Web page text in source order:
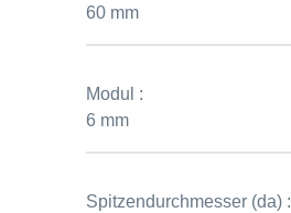
60 mm
Modul :
6 mm
Spitzendurchmesser (da) :